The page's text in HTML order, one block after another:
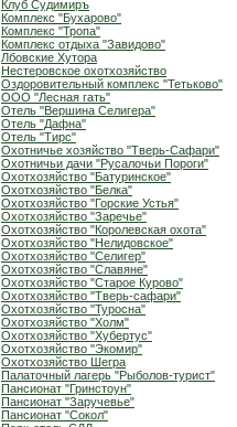
Клуб Судимиръ
Комплекс "Бухарово"
Комплекс "Тропа"
Комплекс отдыха "Завидово"
Лбовские Хутора
Нестеровское охотхозяйство
Оздоровительный комплекс "Тетьково"
ООО "Лесная гать"
Отель "Вершина Селигера"
Отель "Дафна"
Отель "Тирс"
Охотничье хозяйство "Тверь-Сафари"
Охотничьи дачи "Русалочьи Пороги"
Охотхозяйство "Батуринское"
Охотхозяйство "Белка"
Охотхозяйство "Горские Устья"
Охотхозяйство "Заречье"
Охотхозяйство "Королевская охота"
Охотхозяйство "Нелидовское"
Охотхозяйство "Селигер"
Охотхозяйство "Славяне"
Охотхозяйство "Старое Курово"
Охотхозяйство "Тверь-сафари"
Охотхозяйство "Туросна"
Охотхозяйство "Холм"
Охотхозяйство "Хубертус"
Охотхозяйство "Экомир"
Охотхозяйство Шегра
Палаточный лагерь "Рыболов-турист"
Пансионат "Гринстоун"
Пансионат "Заручевье"
Пансионат "Сокол"